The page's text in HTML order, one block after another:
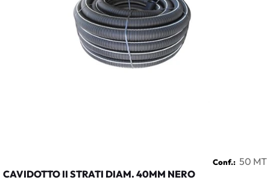
Conf.: 50 MT
CAVIDOTTO II STRATI DIAM. 40MM NERO